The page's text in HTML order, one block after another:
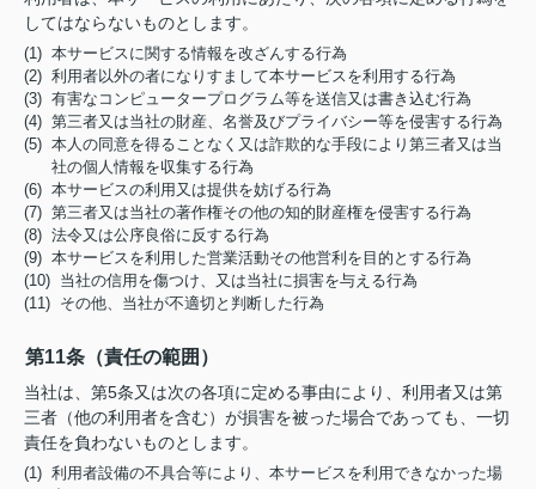
してはならないものとします。
(1) 本サービスに関する情報を改ざんする行為
(2) 利用者以外の者になりすまして本サービスを利用する行為
(3) 有害なコンピュータープログラム等を送信又は書き込む行為
(4) 第三者又は当社の財産、名誉及びプライバシー等を侵害する行為
(5) 本人の同意を得ることなく又は詐欺的な手段により第三者又は当
社の個人情報を収集する行為
(6) 本サービスの利用又は提供を妨げる行為
(7) 第三者又は当社の著作権その他の知的財産権を侵害する行為
(8) 法令又は公序良俗に反する行為
(9) 本サービスを利用した営業活動その他営利を目的とする行為
(10) 当社の信用を傷つけ、又は当社に損害を与える行為
(11) その他、当社が不適切と判断した行為
第11条（責任の範囲）
当社は、第5条又は次の各項に定める事由により、利用者又は第
三者（他の利用者を含む）が損害を被った場合であっても、一切
責任を負わないものとします。
(1) 利用者設備の不具合等により、本サービスを利用できなかった場